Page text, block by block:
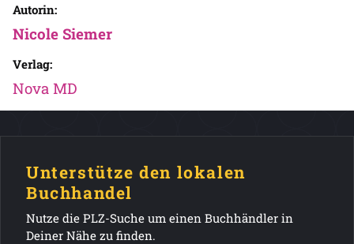
Autorin:
Nicole Siemer
Verlag:
Nova MD
Unterstütze den lokalen
Buchhandel
Nutze die PLZ-Suche um einen Buchhändler in
Deiner Nähe zu finden.